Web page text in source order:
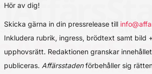
Hör av dig!
Skicka gärna in din pressrelease till
Inkludera rubrik, ingress, brödtext samt bild
upphovsrätt. Redaktionen granskar
publiceras. Affärsstadenförbehåller sig